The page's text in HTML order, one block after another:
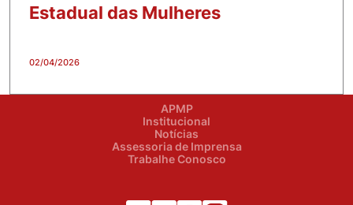
Estadual das Mulheres
02/04/2026
APMP
Institucional
Notícias
Assessoria de Imprensa
Trabalhe Conosco